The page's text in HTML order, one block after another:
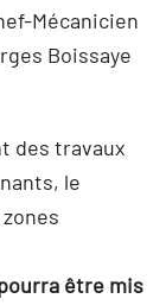
Mécanicien
Boissaye
des travaux
le
être mis